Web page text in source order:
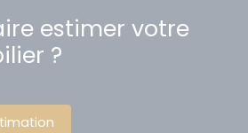
estimer votre
?